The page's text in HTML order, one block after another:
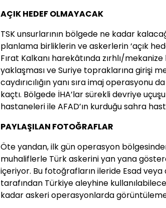
AÇIK HEDEF OLMAYACAK
TSK unsurlarının bölgede ne kadar
planlama birliklerin ve askerlerin ‘açık
Fırat Kalkanı harekâtında zırhlı/
yaklaşması ve Suriye topraklarına girişi
caydırıcılığın yanı sıra imaj operasyonu
kaçtı. Bölgede İHA’lar sürekli devriye
hastaneleri ile AFAD’ın kurduğu sahra
PAYLAŞILAN FOTOĞRAFLAR
Öte yandan, ilk gün operasyon
muhaliflerle Türk askerini yan yana
içeriyor. Bu fotoğrafların ileride Esad
tarafından Türkiye aleyhine
kadar askeri operasyonlarda